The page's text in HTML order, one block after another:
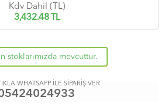
Kdv Dahil (TL)
3,432.48 TL
stoklarımızda mevcuttur.
TIKLA WHATSAPP İLE SİPARİŞ VER